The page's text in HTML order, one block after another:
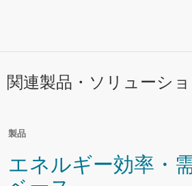
関連製品・ソリューシ
製品
エネルギー効率・